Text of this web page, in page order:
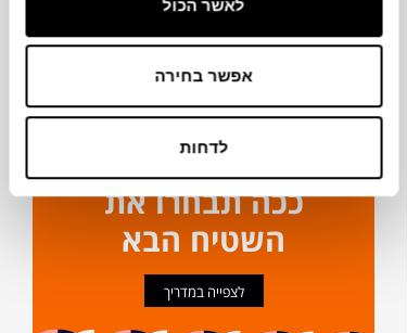
לאשר הכול
אפשר בחירה
לדחות
ניקיון ותחזוקה
ככה תבחרו את
השטיח הבא
לצפייה במדריך